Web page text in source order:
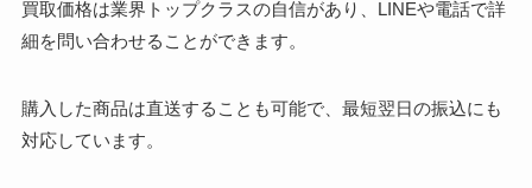
買取価格は業界トップクラスの自信があり、LINEや電話で詳
細を問い合わせることができます。
購入した商品は直送することも可能で、最短翌日の振込にも
対応しています。